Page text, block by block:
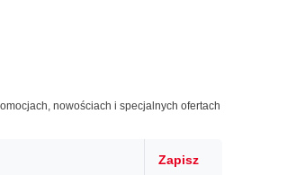
nowościach i specjalnych ofertach
Zapisz